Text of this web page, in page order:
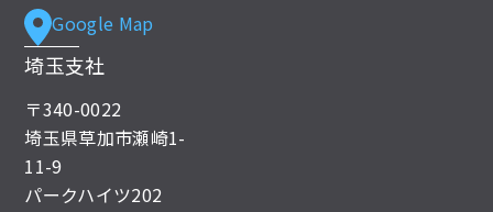
Google Map
埼玉支社
〒340-0022
埼玉県草加市瀬崎1-
11-9
パークハイツ202